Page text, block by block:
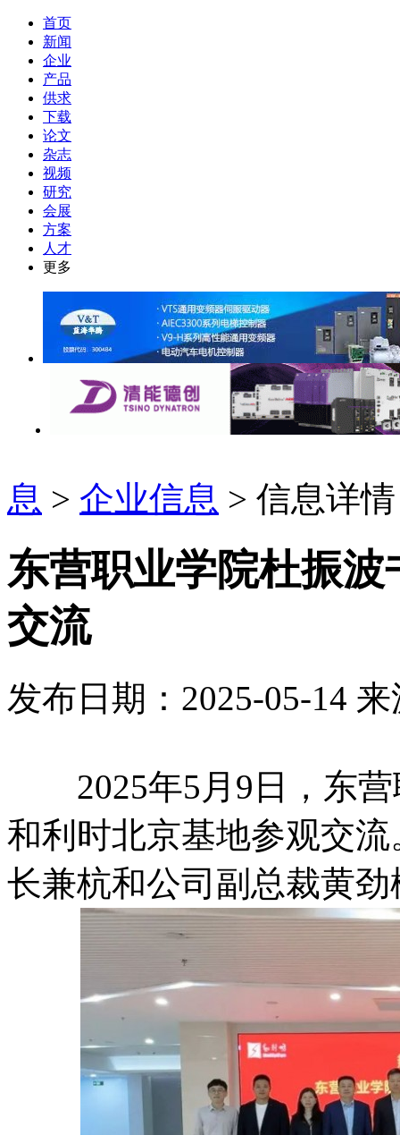
首页
新闻
企业
产品
供求
下载
论文
杂志
视频
研究
会展
方案
人才
更多
息 > 企业信息 > 信息详情
东营职业学院杜振
交流
发布日期：2025-05-14 来
2025年5月9日，东营
和利时北京基地参观交
长兼杭和公司副总裁黄